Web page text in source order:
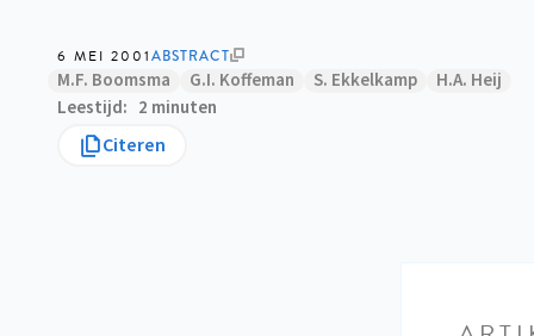
6 MEI 2001ABSTRACT
M.F. Boomsma G.I. Koffeman S. Ekkelkamp
H.A. Heij
Leestijd
2 minuten
Citeren